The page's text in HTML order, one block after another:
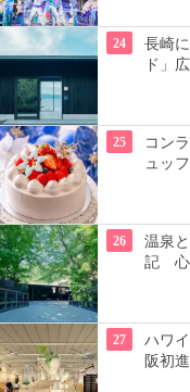
24
長崎
ド」
25
コン
ュッ
26
温泉
記 心
27
ハワ
阪初